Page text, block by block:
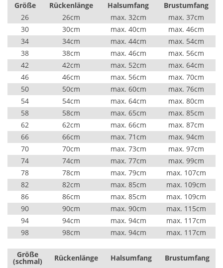
Größe Rückenlänge Halsumfang
Brustumfang
26
26cm max. 32cm
max. 37cm
30
30cm max. 40cm
max. 46cm
34
34cm max. 44cm
max. 54cm
38
38cm max. 46cm
max. 56cm
42
42cm max. 52cm
max. 64cm
46
46cm max. 56cm
max. 70cm
50
50cm max. 60cm
max. 76cm
54
54cm max. 64cm
max. 80cm
58
58cm max. 65cm
max. 85cm
62
62cm max. 66cm
max. 87cm
66
66cm max. 71cm
max. 94cm
70
70cm max. 73cm
max. 97cm
74
74cm max. 77cm
max. 99cm
78
78cm max. 79cm
max. 107cm
82
82cm max. 85cm
max. 109cm
86
86cm max. 85cm
max. 109cm
90
90cm max. 90cm
max. 115cm
94
94cm max. 94cm
max. 117cm
98
98cm max. 94cm max. 117cm
Größe
(schmal) Rückenlänge Halsumfang
Brustumfang